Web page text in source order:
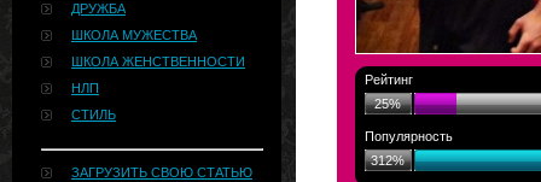
ДРУЖБА
ШКОЛА МУЖЕСТВА
ШКОЛА ЖЕНСТВЕННОСТИ
НЛП
СТИЛЬ
ЗАГРУЗИТЬ СВОЮ СТАТЬЮ
Рейтинг
25%
Популярность
312%